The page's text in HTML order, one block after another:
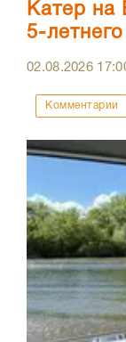
Катер на
5-
02.08.2026
Комментарии